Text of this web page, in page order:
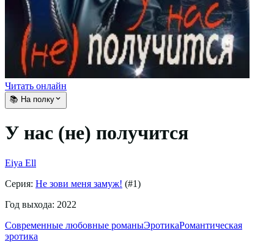
Читать онлайн
📚 На полку
У нас (не) получится
Eiya Ell
Серия: Не зови меня замуж! (#1)
Год выхода: 2022
Современные любовные романыЭротикаРомантическая
эротика